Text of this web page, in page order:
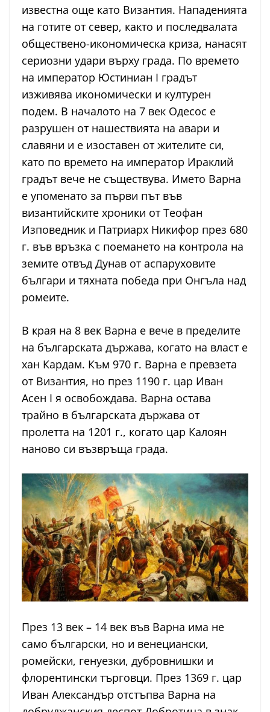
известна още като Византия. Нападенията
на готите от север, както и последвалата
обществено-икономическа криза, нанасят
сериозни удари върху града. По времето
на император Юстиниан I градът
изживява икономически и културен
подем. В началото на 7 век Одесос е
разрушен от нашествията на авари и
славяни и е изоставен от жителите си,
като по времето на император Ираклий
градът вече не съществува. Името Варна
е упоменато за първи път във
византийските хроники от Теофан
Изповедник и Патриарх Никифор през 680
г. във връзка с поемането на контрола на
земите отвъд Дунав от аспаруховите
българи и тяхната победа при Онгъла над
ромеите.
В края на 8 век Варна е вече в пределите
на българската държава, когато на власт е
хан Кардам. Към 970 г. Варна е превзета
от Византия, но през 1190 г. цар Иван
Асен I я освобождава. Варна остава
трайно в българската държава от
пролетта на 1201 г., когато цар Калоян
наново си възвръща града.
През 13 век – 14 век във Варна има не
само български, но и венециански,
ромейски, генуезки, дубровнишки и
флорентински търговци. През 1369 г. цар
Иван Александър отстъпва Варна на